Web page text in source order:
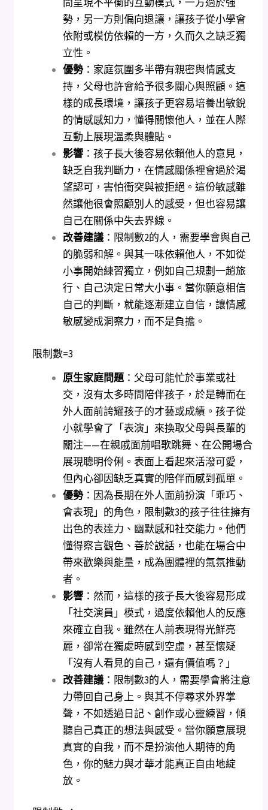
勢，另一方則偏向退讓，讓孩子從小學會
依附或模仿依賴的一方，久而久之缺乏獨
立性。
優勢：家庭氛圍多半帶有親密與情感支
持，父母也許會給予很多關心與照顧。這
樣的成長環境，讓孩子更容易培養出敏銳
的情感感知力，懂得關懷他人，並在人際
互動上展現溫柔與體貼。
影響：孩子長大後容易依賴他人的意見，
缺乏自我判斷力，在情感關係裡會過於渴
望認可，害怕衝突與被拒絕。這份敏感雖
然讓他很會照顧別人的感受，但也容易讓
自己在關係中失去界線。
改善建議：限制數2的人，需要學會與自己
的脆弱和解。與其一味依賴他人，不如從
小事開始練習獨立，例如自己規劃一趟旅
行、自己決定日常大小事。當你願意相信
自己的判斷，就能逐漸建立自信，讓情感
敏感變成洞察力，而不是負擔。
限制數=3
原生家庭問題：父母可能忙於事業或社
交，沒有太多時間陪伴孩子，於是轉而在
外人面前誇耀孩子的才藝或成績。孩子從
小就學會了「表演」來換取父母與長輩的
關注——在親戚面前唱歌跳舞、在公開場合
展現聰明伶俐。表面上看起來活潑可愛，
但內心卻因缺乏真實的陪伴而感到孤單。
優勢：因為長期在外人面前扮演「乖巧、
會表現」的角色，限制數3的孩子往往擁有
出色的表達力、幽默感和社交能力。他們
懂得察言觀色、善於說話，也能在場合中
帶來歡樂與能量，成為團體裡的氣氛推動
者。
影響：然而，這樣的孩子長大後容易形成
「社交演員」模式，過度依賴他人的反應
來確立自我。雖然在人前表現得光鮮亮
麗，卻常在獨處時感到空虛，甚至懷疑
「沒有人看見的自己，還有價值嗎？」
改善建議：限制數3的人，需要學會將注意
力帶回自己身上。與其不停尋求外界掌
聲，不如透過日記、創作或心靈練習，傾
聽自己真正的想法與感受。當你願意展現
真實的自我，而不是扮演他人期待的角
色，你的魅力與才華才能真正自由地綻
放。